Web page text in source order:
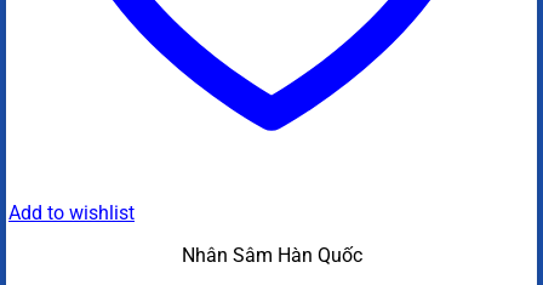
Add to wishlist
Nhân Sâm Hàn Quốc